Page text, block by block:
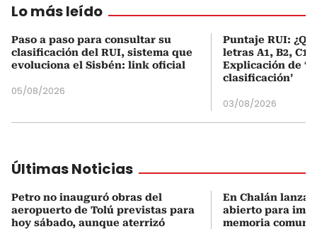
Lo más leído
Paso a paso para consultar su
clasificación del RUI, sistema que
evoluciona el Sisbén: link oficial
05/08/2026
Puntaje RUI:
letras A1, B2, C1
Explicación de
clasificación’
03/08/2026
Últimas Noticias
Petro no inauguró obras del
aeropuerto de Tolú previstas para
hoy sábado, aunque aterrizó
En Chalán
abierto para
memoria